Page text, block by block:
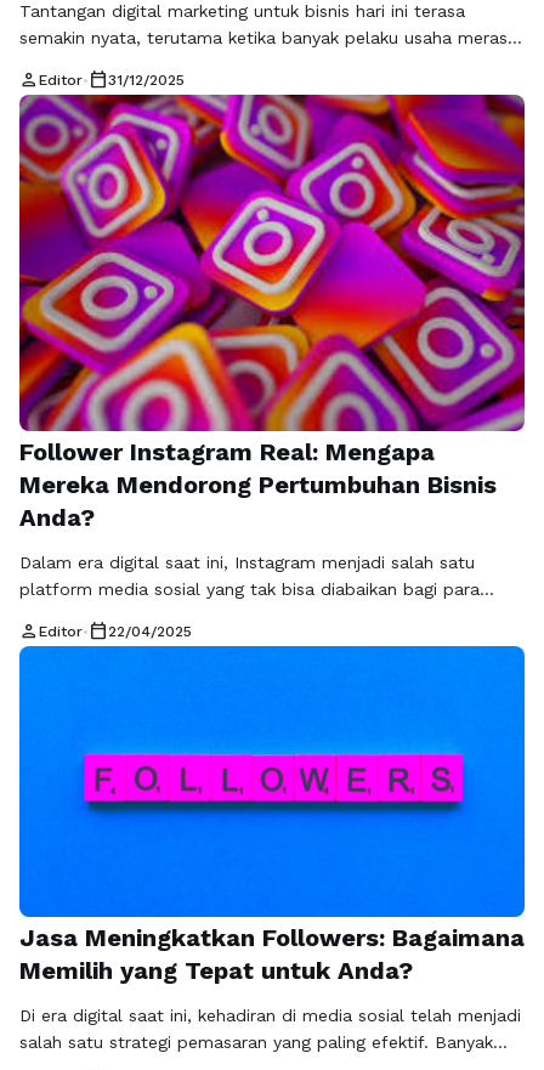
Tantangan digital marketing untuk bisnis hari ini terasa
semakin nyata, terutama ketika banyak pelaku usaha merasa
sebanding dengan usaha yang dikeluarkan. Iklan berjalan,
konten rutin diunggah, media sosial terlihat ramai, namun
konversi tetap minim dan pertumbuhan terasa lambat.
Kondisi ini sering memicu pertanyaan besar, apakah digital …
Baca Selengkapnya
person Editor• calendar_today31/12/2025
Follower Instagram Real: Mengapa
Mereka Mendorong Pertumbuhan Bisnis
Anda?
Dalam era digital saat ini, Instagram menjadi salah satu
platform media sosial yang tak bisa diabaikan bagi para
bulannya, Instagram memberikan peluang besar untuk
mencapai pelanggan baru dan membangun merek yang kuat.
Baca Selengkapnya
person Editor• calendar_today 22/04/2025
Jasa Meningkatkan Followers: Bagaimana
Memilih yang Tepat untuk Anda?
Di era digital saat ini, kehadiran di media sosial telah menjadi
salah satu strategi pemasaran yang paling efektif. Banyak